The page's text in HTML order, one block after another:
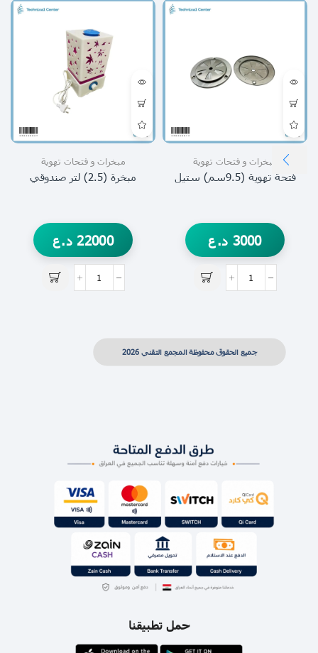
مبخرات و فتحات تهوية
فتحة تهوية (9.5سم) ستيل
3000 د.ع
مبخرات و فتحات تهوية
مبخرة (2.5) لتر صندوقي
22000 د.ع
جميع الحقوق محفوظة المجمع التقني 2026
حمل تطبيقنا